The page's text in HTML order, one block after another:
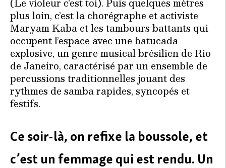
plus loin, c’est la chorégraphe et activiste
Maryam Kaba et les tambours battants qui
occupent l’espace avec une batucada
explosive, un genre musical brésilien de Rio
de Janeiro, caractérisé par un ensemble de
percussions traditionnelles jouant des
rythmes de samba rapides, syncopés et
festifs.
Ce soir-là, on refixe la boussole, et
c’est un femmage qui est rendu. Un